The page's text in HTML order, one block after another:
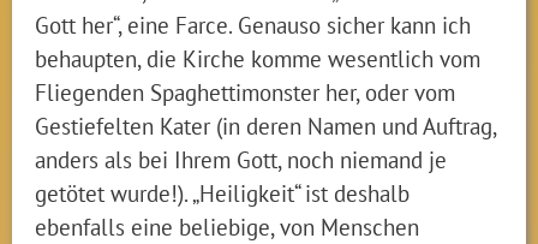
Gott her“, eine Farce. Genauso sicher kann ich
behaupten, die Kirche komme wesentlich vom
Fliegenden Spaghettimonster her, oder vom
Gestiefelten Kater (in deren Namen und Auftrag,
anders als bei Ihrem Gott, noch niemand je
getötet wurde!). „Heiligkeit“ ist deshalb
ebenfalls eine beliebige, von Menschen